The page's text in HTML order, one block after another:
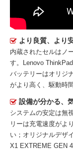
より良質、より
内蔵されたセルはノ
す。
Lenovo
バッテリーはオリジ
がより高く、駆動時
設備が分かる、
システムの安定は無
リーは充電速度がよ
い；オリジナルデザ
X1 EXTREME GEN